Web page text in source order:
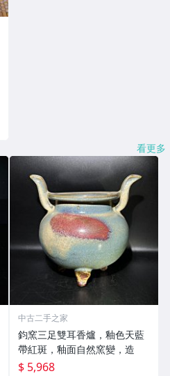
看更多
中古二手之家
鈞窯三足雙耳香爐，釉色天藍
帶紅斑，釉面自然窯變，造
$ 5,968